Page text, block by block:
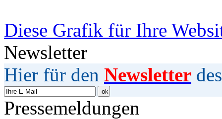
Diese Grafik für Ihre
Newsletter
Hier für den Newsletter
Pressemeldungen